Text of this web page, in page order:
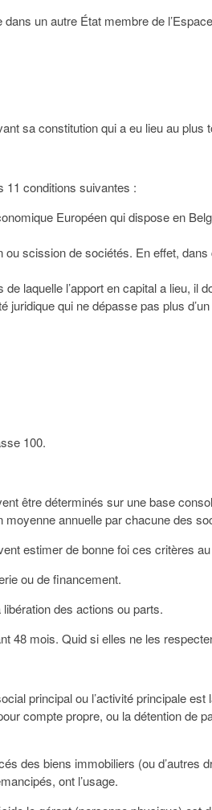
un autre État membre de
sa constitution qui a eu lieu au plus
11 conditions suivantes :
Européen qui dispose en
scission de sociétés. En effet,
laquelle l’apport en capital a lieu, il
juridique qui ne dépasse pas plus
100.
être déterminés sur une base
annuelle par chacune des
estimer de bonne foi ces critères
ou de financement.
libération des actions ou parts.
48 mois. Quid si elles ne les
principal ou l’activité principale
compte propre, ou la détention de
des biens immobiliers (ou d’autres
ont l’usage.